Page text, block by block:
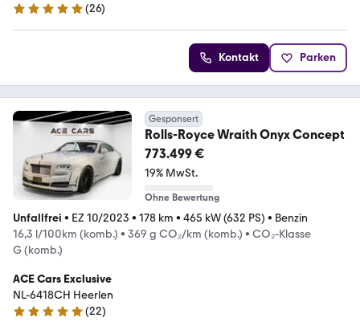
5 Sterne
(26)
Kontakt Parken
Gesponsert
Rolls-Royce Wraith Onyx Concept
773.499 €
19% MwSt.
Ohne Bewertung
Unfallfrei • EZ 10/2023 • 178 km • 465 kW (632 PS) • Benzin
16,3 l/100km (komb.) • 369 g CO₂/km (komb.) • CO₂-Klasse
G (komb.)
ACE Cars Exclusive
NL-6418CH Heerlen
5 Sterne
(22)